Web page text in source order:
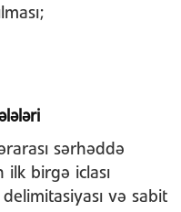
sərhəddə
ilk birgə iclası
və sabit